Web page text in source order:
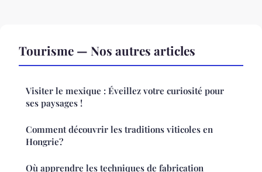
Tourisme — Nos autres articles
Visiter le mexique : Éveillez votre curiosité pour
ses paysages !
Comment découvrir les traditions viticoles en
Hongrie?
Où apprendre les techniques de fabrication